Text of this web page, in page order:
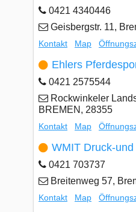
0421 4340446
Geisbergstr. 11,
Kontakt Map
Ehlers
0421 2575544
Rockwinkeler
BREMEN, 28355
Kontakt Map
WMIT Druck-
0421 703737
Breitenweg 57,
Kontakt Map